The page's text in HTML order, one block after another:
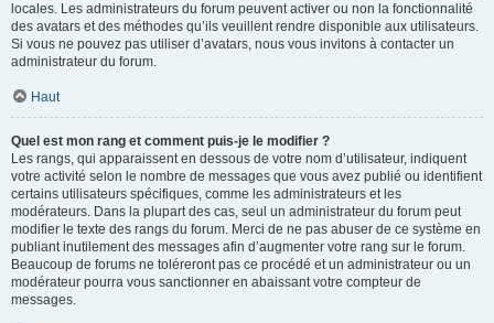
locales. Les administrateurs du forum peuvent activer ou non la fonctionnalité
des avatars et des méthodes qu’ils veuillent rendre disponible aux utilisateurs.
Si vous ne pouvez pas utiliser d’avatars, nous vous invitons à contacter un
administrateur du forum.
Haut
Quel est mon rang et comment puis-je le modifier ?
Les rangs, qui apparaissent en dessous de votre nom d’utilisateur, indiquent
votre activité selon le nombre de messages que vous avez publié ou identifient
certains utilisateurs spécifiques, comme les administrateurs et les
modérateurs. Dans la plupart des cas, seul un administrateur du forum peut
modifier le texte des rangs du forum. Merci de ne pas abuser de ce système en
publiant inutilement des messages afin d’augmenter votre rang sur le forum.
Beaucoup de forums ne toléreront pas ce procédé et un administrateur ou un
modérateur pourra vous sanctionner en abaissant votre compteur de
messages.